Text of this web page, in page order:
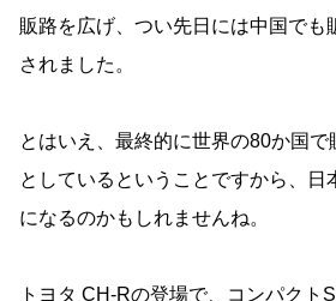
販路を広げ、つい先日には中国でも
されました。
とはいえ、最終的に世界の80か国
としているということですから、日
になるのかもしれませんね。
トヨタ CH-Rの登場で、コンパクト